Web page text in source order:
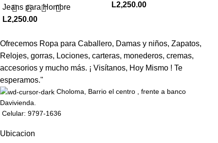
Jeans para Hombre
L2,250.00
L2,250.00
Ofrecemos Ropa para Caballero, Damas y niños, Zapatos,
Relojes, gorras, Lociones, carteras, monederos, cremas,
accesorios y mucho más. ¡ Visítanos, Hoy Mismo ! Te
esperamos."
Choloma, Barrio el centro , frente a banco
Davivienda.
Celular: 9797-1636
Ubicacion